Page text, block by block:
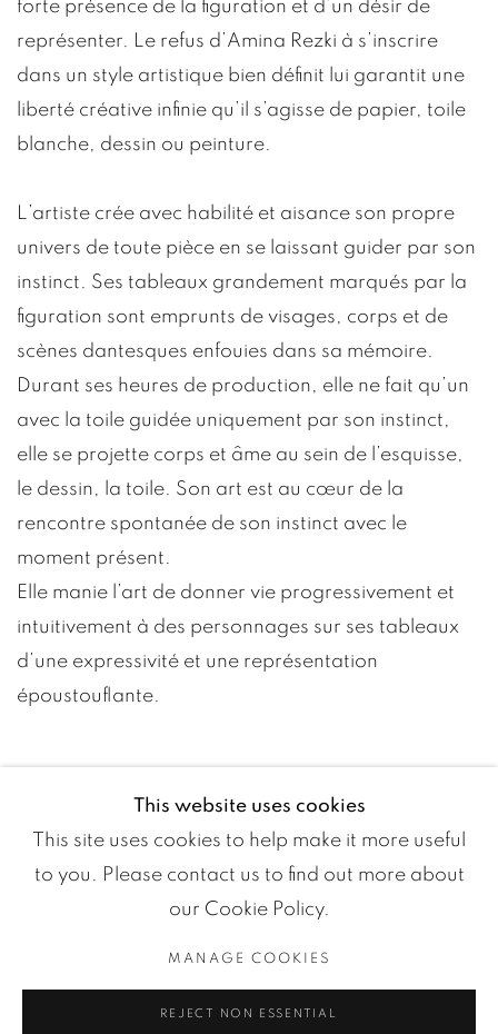
forte présence de la figuration et d’un désir de
représenter. Le refus d’Amina Rezki à s’inscrire
dans un style artistique bien définit lui garantit une
liberté créative infinie qu’il s’agisse de papier, toile
blanche, dessin ou peinture.
L’artiste crée avec habilité et aisance son propre
univers de toute pièce en se laissant guider par son
instinct. Ses tableaux grandement marqués par la
figuration sont emprunts de visages, corps et de
scènes dantesques enfouies dans sa mémoire.
Durant ses heures de production, elle ne fait qu’un
avec la toile guidée uniquement par son instinct,
elle se projette corps et âme au sein de l’esquisse,
le dessin, la toile. Son art est au cœur de la
rencontre spontanée de son instinct avec le
moment présent.
Elle manie l’art de donner vie progressivement et
intuitivement à des personnages sur ses tableaux
d’une expressivité et une représentation
époustouflante.
COPYRIGHT ©2024 LOFT ART GALLERY SITE BY ARTLOGIC
This website uses cookies
This site uses cookies to help make it more useful
to you. Please contact us to find out more about
our Cookie Policy.
MANAGE COOKIES
REJECT NON ESSENTIAL